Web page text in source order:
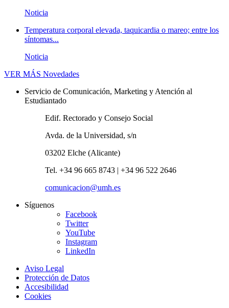
Noticia
Temperatura corporal elevada, taquicardia o mareo; entre los
síntomas...
Noticia
VER MÁS Novedades
Servicio de Comunicación, Marketing y Atención al
Estudiantado
Edif. Rectorado y Consejo Social
Avda. de la Universidad, s/n
03202 Elche (Alicante)
Tel. +34 96 665 8743 | +34 96 522 2646
comunicacion@umh.es
Síguenos
Facebook
Twitter
YouTube
Instagram
LinkedIn
Aviso Legal
Protección de Datos
Accesibilidad
Cookies